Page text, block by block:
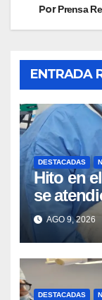
PorPrensa
ENTRADA
DESTACADAS
Hito en
se
parto
AGO 9, 2026
DESTACADAS